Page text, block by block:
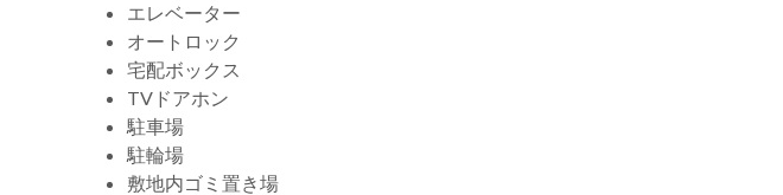
エレベーター
オートロック
宅配ボックス
TVドアホン
駐車場
駐輪場
敷地内ゴミ置き場